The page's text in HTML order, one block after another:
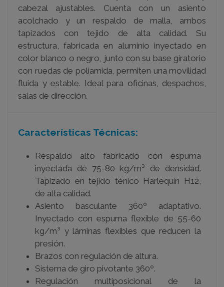
cabezal ajustables. Cuenta con un asiento
acolchado y un respaldo de malla, ambos
tapizados con tejido de alta calidad. Su
estructura, fabricada en aluminio inyectado en
color blanco o negro, junto con su base giratorio
con ruedas de poliamida, permiten una movilidad
fluida y estable. Ideal para oficinas, despachos,
salas de dirección.
Características Técnicas:
Respaldo alto fabricado con espuma
inyectada de 75-80 kg/m³ de densidad.
Tapizado en tejido ténico Harlequín H12,
de alta calidad.
Asiento basculante 360º adaptativo.
Inyectado con espuma flexible de 55-60
kg/m³ y láminas flexibles que reducen la
presión.
Brazos con regulación de altura.
Sistema de giro pivotante 360º.
Regulación multiposicional de la